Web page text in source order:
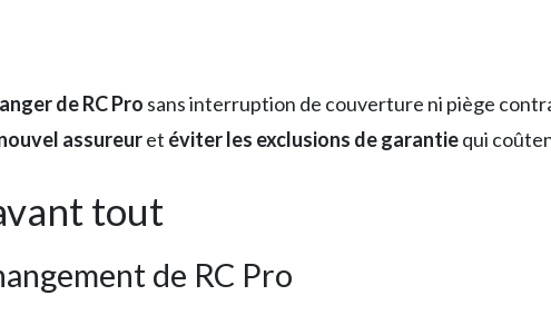
de RC Pro sans interruption de couverture ni piège
assureuret éviter les exclusions de garantiequi
tout
de RC Pro